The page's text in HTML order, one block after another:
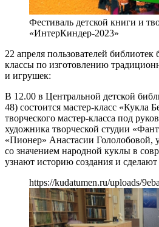
Фестиваль детской книги и
«ИнтерКиндер-2023»
22 апреля пользователей библиотек
классы по изготовлению
и игрушек:
В 12.00 в Центральной детской
48) состоится мастер-класс «Кукла
творческого мастер-класса под
художника творческой студии
«Пионер» Анастасии Гололобовой,
со значением народной куклы в
узнают историю создания и сделают
https://kudatumen.ru/uploads/